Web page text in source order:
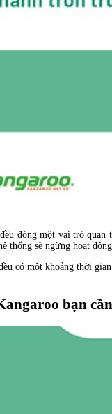
đều đóng một vai trò quan
thống sẽ ngừng hoạt động.
có một khoảng thời
bạn